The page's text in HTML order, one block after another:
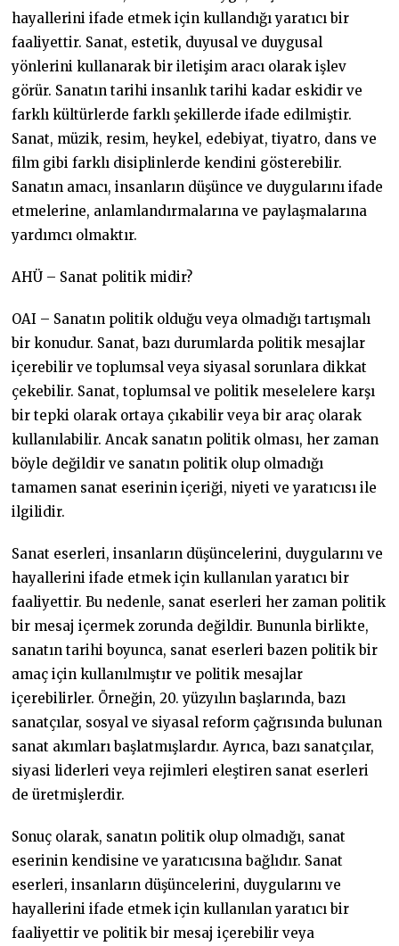
hayallerini ifade etmek için kullandığı yaratıcı bir
faaliyettir. Sanat, estetik, duyusal ve duygusal
yönlerini kullanarak bir iletişim aracı olarak işlev
görür. Sanatın tarihi insanlık tarihi kadar eskidir ve
farklı kültürlerde farklı şekillerde ifade edilmiştir.
Sanat, müzik, resim, heykel, edebiyat, tiyatro, dans ve
film gibi farklı disiplinlerde kendini gösterebilir.
Sanatın amacı, insanların düşünce ve duygularını ifade
etmelerine, anlamlandırmalarına ve paylaşmalarına
yardımcı olmaktır.
AHÜ – Sanat politik midir?
OAI – Sanatın politik olduğu veya olmadığı tartışmalı
bir konudur. Sanat, bazı durumlarda politik mesajlar
içerebilir ve toplumsal veya siyasal sorunlara dikkat
çekebilir. Sanat, toplumsal ve politik meselelere karşı
bir tepki olarak ortaya çıkabilir veya bir araç olarak
kullanılabilir. Ancak sanatın politik olması, her zaman
böyle değildir ve sanatın politik olup olmadığı
tamamen sanat eserinin içeriği, niyeti ve yaratıcısı ile
ilgilidir.
Sanat eserleri, insanların düşüncelerini, duygularını ve
hayallerini ifade etmek için kullanılan yaratıcı bir
faaliyettir. Bu nedenle, sanat eserleri her zaman politik
bir mesaj içermek zorunda değildir. Bununla birlikte,
sanatın tarihi boyunca, sanat eserleri bazen politik bir
amaç için kullanılmıştır ve politik mesajlar
içerebilirler. Örneğin, 20. yüzyılın başlarında, bazı
sanatçılar, sosyal ve siyasal reform çağrısında bulunan
sanat akımları başlatmışlardır. Ayrıca, bazı sanatçılar,
siyasi liderleri veya rejimleri eleştiren sanat eserleri
de üretmişlerdir.
Sonuç olarak, sanatın politik olup olmadığı, sanat
eserinin kendisine ve yaratıcısına bağlıdır. Sanat
eserleri, insanların düşüncelerini, duygularını ve
hayallerini ifade etmek için kullanılan yaratıcı bir
faaliyettir ve politik bir mesaj içerebilir veya